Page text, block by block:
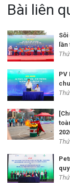
Bài liên
Sôi
PV